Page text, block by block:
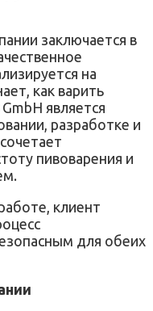
заключается в
на
как варить
является
разработке и
пивоварения и
клиент
для обеих